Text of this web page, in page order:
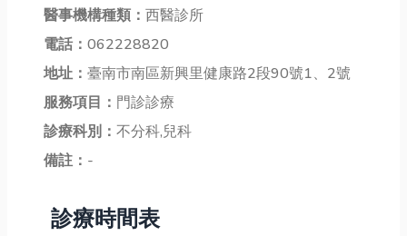
醫事機構種類： 西醫診所
電話： 062228820
地址： 臺南市南區新興里健康路2段90號1、2號
服務項目： 門診診療
診療科別： 不分科,兒科
備註： -
診療時間表